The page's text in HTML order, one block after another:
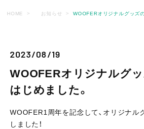
HOME お知らせ WOOFERオリジナルグッズ
2023/08/19
WOOFERオリジナルグ
はじめました。
WOOFER1周年を記念して、オリジナル
しました！